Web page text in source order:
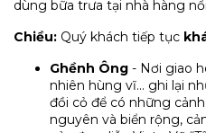
dùng bữa trưa tại nhà hàng
Chiều: Quý khách tiếp tục
Ghềnh Ông - Nơi giao
nhiên hùng vĩ... ghi lại
đồi cỏ để có những
nguyên và biển rộng,